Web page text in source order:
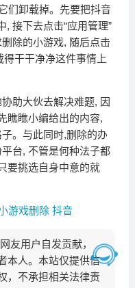
们卸载掉。先要把抖音
, 接下去点击“应用管理”
除的小游戏, 随后点击
得干干净净这件事情上
助大伙去解决难题, 因
瞧瞧小编给出的内容,
。与此同时,删除的办
台, 不管是何种法子都
要挑选自身中意的就
游戏删除 抖音
友用户自发贡献，
本人。本站仅提供信
，不承担相关法律责